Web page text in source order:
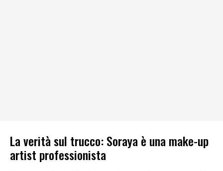
La verità sul trucco: Soraya è una make-up
artist professionista